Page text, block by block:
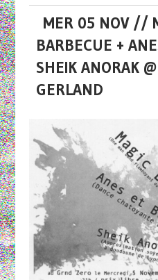
MER 05 NOV //
BARBECUE +
SHEIK ANORAK
GERLAND